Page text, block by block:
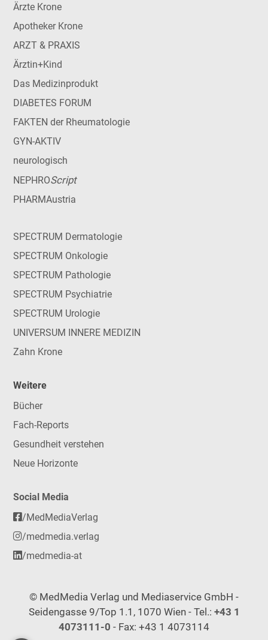
Ärzte Krone
Apotheker Krone
ARZT & PRAXIS
Ärztin+Kind
Das Medizinprodukt
DIABETES FORUM
FAKTEN der Rheumatologie
GYN-AKTIV
neurologisch
NEPHROScript
PHARMAustria
SPECTRUM Dermatologie
SPECTRUM Onkologie
SPECTRUM Pathologie
SPECTRUM Psychiatrie
SPECTRUM Urologie
UNIVERSUM INNERE MEDIZIN
Zahn Krone
Weitere
Bücher
Fach-Reports
Gesundheit verstehen
Neue Horizonte
Social Media
/MedMediaVerlag
/medmedia.verlag
/medmedia-at
© MedMedia Verlag und Mediaservice GmbH -
Seidengasse 9/Top 1.1, 1070 Wien - Tel.: +43 1
4073111-0 - Fax: +43 1 4073114